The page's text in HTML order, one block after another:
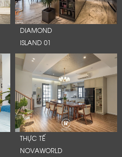
DIAMOND
ISLAND 01
THỰC TẾ
NOVAWORLD